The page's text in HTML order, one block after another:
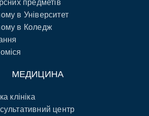
предметів
в Університет
в Коледж
МЕДИЦИНА
клініка
центр